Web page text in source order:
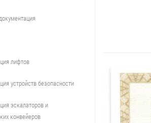
лифтов
устройств безопасности
эскалаторов и
конвейеров